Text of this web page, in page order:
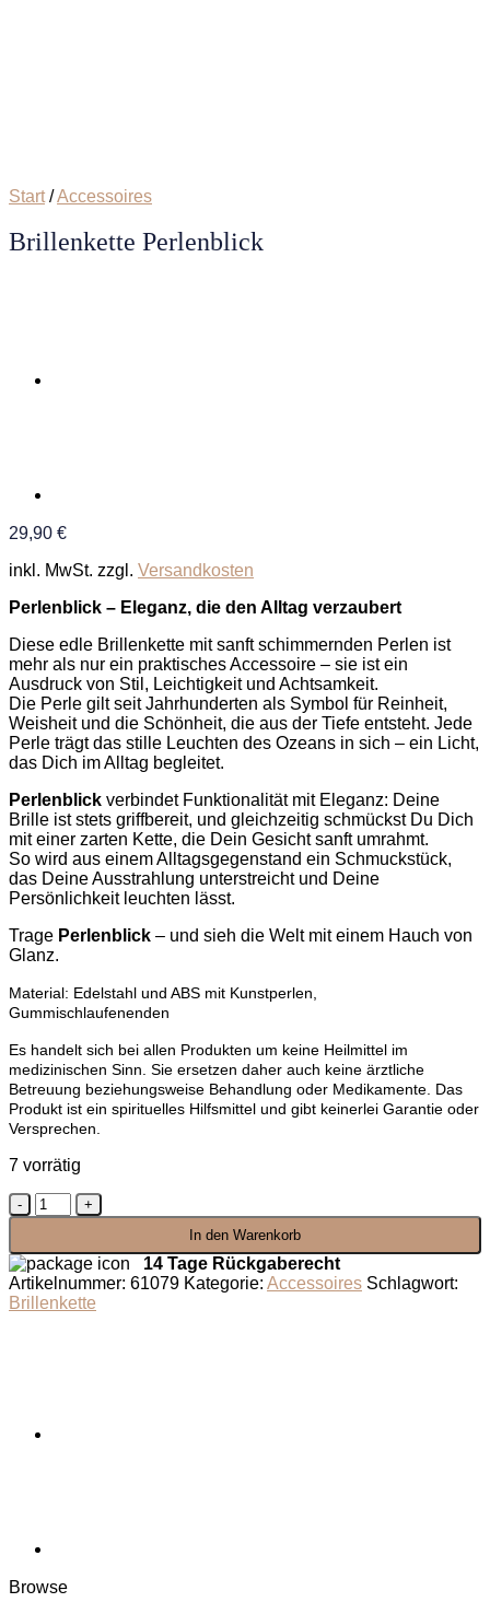
Start /Accessoires
Brillenkette Perlenblick
29,90 €
inkl. MwSt. zzgl. Versandkosten
Perlenblick – Eleganz, die den Alltag verzaubert
Diese edle Brillenkette mit sanft schimmernden Perlen ist
mehr als nur ein praktisches Accessoire – sie ist ein
Ausdruck von Stil, Leichtigkeit und Achtsamkeit.
Die Perle gilt seit Jahrhunderten als Symbol für Reinheit,
Weisheit und die Schönheit, die aus der Tiefe entsteht. Jede
Perle trägt das stille Leuchten des Ozeans in sich – ein Licht,
das Dich im Alltag begleitet.
Perlenblick verbindet Funktionalität mit Eleganz: Deine
Brille ist stets griffbereit, und gleichzeitig schmückst Du Dich
mit einer zarten Kette, die Dein Gesicht sanft umrahmt.
So wird aus einem Alltagsgegenstand ein Schmuckstück,
das Deine Ausstrahlung unterstreicht und Deine
Persönlichkeit leuchten lässt.
Trage Perlenblick – und sieh die Welt mit einem Hauch von
Glanz.
Material: Edelstahl und ABS mit Kunstperlen,
Gummischlaufenenden
Es handelt sich bei allen Produkten um keine Heilmittel im
medizinischen Sinn. Sie ersetzen daher auch keine ärztliche
Betreuung beziehungsweise Behandlung oder Medikamente. Das
Produkt ist ein spirituelles Hilfsmittel und gibt keinerlei Garantie oder
Versprechen.
7 vorrätig
Brillenkette
Perlenblick
In den Warenkorb
14 Tage Rückgaberecht
Artikelnummer: 61079 Kategorie: Accessoires Schlagwort:
Brillenkette
Browse